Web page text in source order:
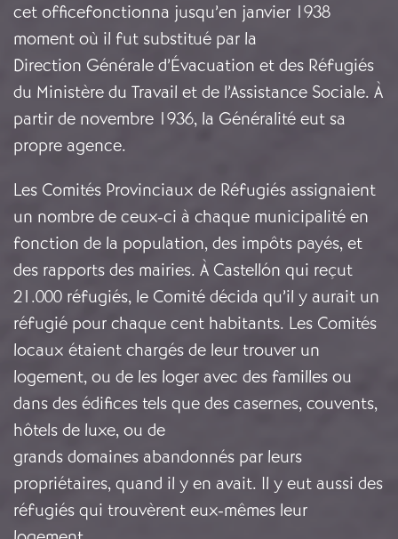
cet officefonctionna jusqu’en janvier 1938
moment où il fut substitué par la
Direction Générale d’Évacuation et des Réfugiés
du Ministère du Travail et de l’Assistance Sociale. À
partir de novembre 1936, la Généralité eut sa
propre agence.
Les Comités Provinciaux de Réfugiés assignaient
un nombre de ceux-ci à chaque municipalité en
fonction de la population, des impôts payés, et
des rapports des mairies. À Castellón qui reçut
21.000 réfugiés, le Comité décida qu’il y aurait un
réfugié pour chaque cent habitants. Les Comités
locaux étaient chargés de leur trouver un
logement, ou de les loger avec des familles ou
dans des édifices tels que des casernes, couvents,
hôtels de luxe, ou de
grands domaines abandonnés par leurs
propriétaires, quand il y en avait. Il y eut aussi des
réfugiés qui trouvèrent eux-mêmes leur